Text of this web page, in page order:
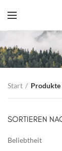
Start Produkte
SORTIEREN
Beliebtheit